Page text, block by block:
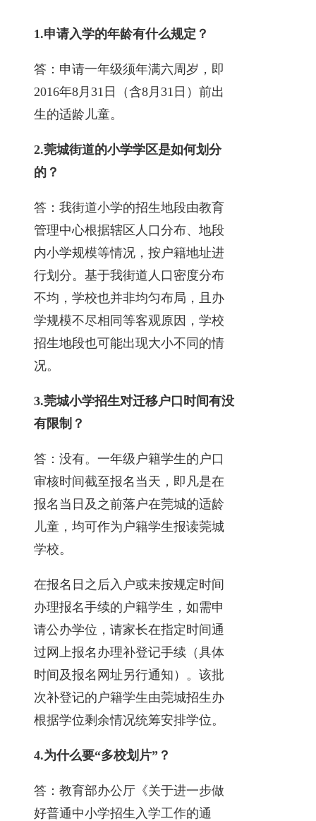
1.申请入学的年龄有什么规定？
答：申请一年级须年满六周岁，即
2016年8月31日（含8月31日）前出
生的适龄儿童。
2.莞城街道的小学学区是如何划分
的？
答：我街道小学的招生地段由教育
管理中心根据辖区人口分布、地段
内小学规模等情况，按户籍地址进
行划分。基于我街道人口密度分布
不均，学校也并非均匀布局，且办
学规模不尽相同等客观原因，学校
招生地段也可能出现大小不同的情
况。
3.莞城小学招生对迁移户口时间有没
有限制？
答：没有。一年级户籍学生的户口
审核时间截至报名当天，即凡是在
报名当日及之前落户在莞城的适龄
儿童，均可作为户籍学生报读莞城
学校。
在报名日之后入户或未按规定时间
办理报名手续的户籍学生，如需申
请公办学位，请家长在指定时间通
过网上报名办理补登记手续（具体
时间及报名网址另行通知）。该批
次补登记的户籍学生由莞城招生办
根据学位剩余情况统筹安排学位。
4.为什么要“多校划片”？
答：教育部办公厅《关于进一步做
好普通中小学招生入学工作的通